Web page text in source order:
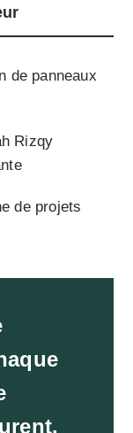
de panneaux
Rizqy
de projets